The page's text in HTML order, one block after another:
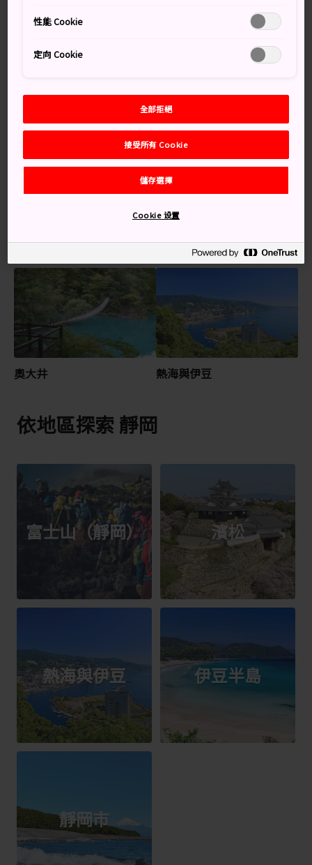
伊豆半島的白沙海灘、清澈海水及崎嶇蜿蜒的海
日本三大頂級溫泉度假勝地中的兩個就位於熱海
世界級藝術博物館和德川家康將軍曾居住過的駿
府城
奧大井 熱海與伊豆
依地區探索 靜岡
富士山（靜岡） 濱松
熱海與伊豆 伊豆半島
靜岡市
性能 Cookie
定向 Cookie
全部拒絕
接受所有 Cookie
儲存選擇
Cookie 设置